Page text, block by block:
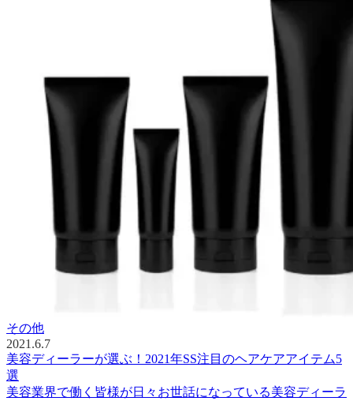
その他
2021.6.7
美容ディーラーが選ぶ！2021年SS注目のヘアケアアイテム5
選
美容業界で働く皆様が日々お世話になっている美容ディーラ